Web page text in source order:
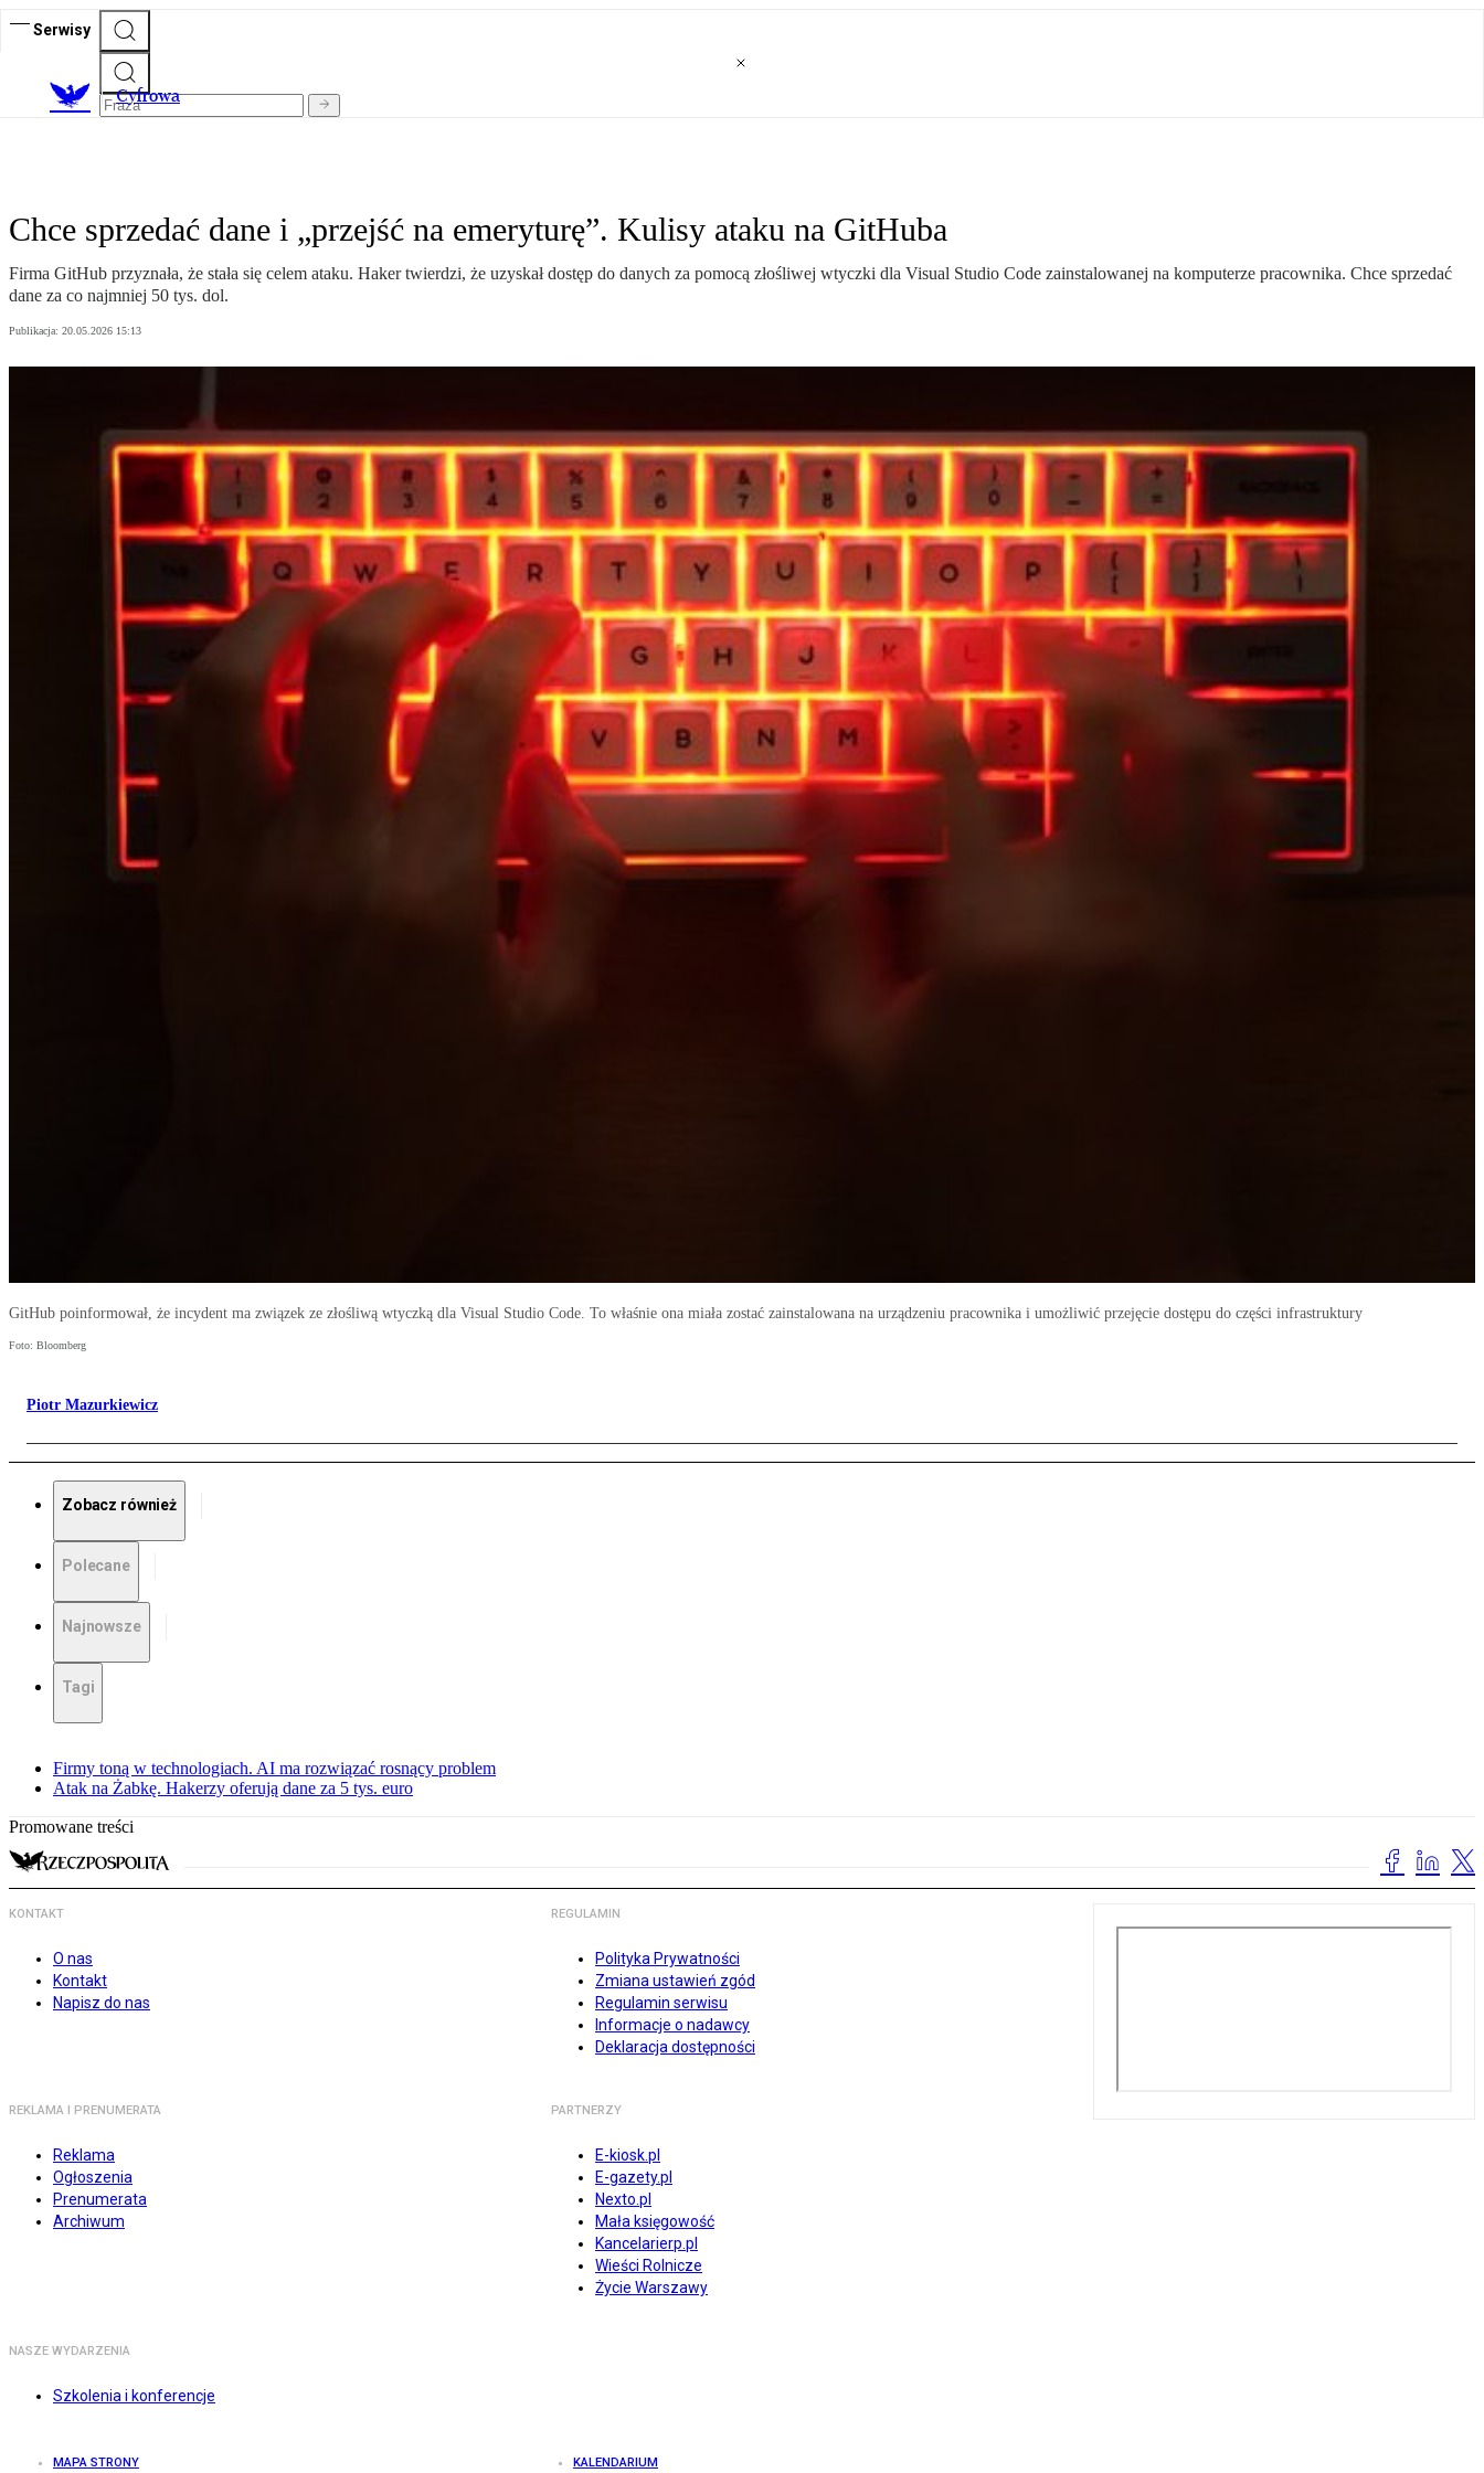
Serwisy
Cyfrowa
Chce sprzedać dane i „przejść na emeryturę”. Kulisy ataku na GitHuba
Firma GitHub przyznała, że stała się celem ataku. Haker twierdzi, że uzyskał dostęp do danych za pomocą złośliwej wtyczki dla Visual Studio Code zainstalowanej na komputerze pracownika. Chce sprzedać
dane za co najmniej 50 tys. dol.
Publikacja: 20.05.2026 15:13
GitHub poinformował, że incydent ma związek ze złośliwą wtyczką dla Visual Studio Code. To właśnie ona miała zostać zainstalowana na urządzeniu pracownika i umożliwić przejęcie dostępu do części infrastruktury
Foto: Bloomberg
Piotr Mazurkiewicz
Zobacz również
Polecane
Najnowsze
Tagi
Firmy toną w technologiach. AI ma rozwiązać rosnący problem
Atak na Żabkę. Hakerzy oferują dane za 5 tys. euro
Promowane treści
KONTAKT
O nas
Kontakt
Napisz do nas
REGULAMIN
Polityka Prywatności
Zmiana ustawień zgód
Regulamin serwisu
Informacje o nadawcy
Deklaracja dostępności
REKLAMA I PRENUMERATA
Reklama
Ogłoszenia
Prenumerata
Archiwum
PARTNERZY
E-kiosk.pl
E-gazety.pl
Nexto.pl
Mała księgowość
Kancelarierp.pl
Wieści Rolnicze
Życie Warszawy
NASZE WYDARZENIA
Szkolenia i konferencje
MAPA STRONY KALENDARIUM